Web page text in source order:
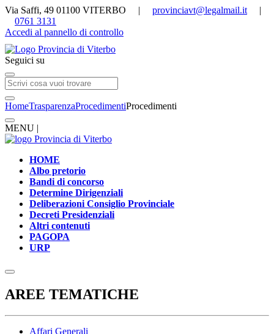
Via Saffi, 49 01100 VITERBO | provinciavt@legalmail.it |
0761 3131
Accedi al pannello di controllo
Seguici su
HomeTrasparenzaProcedimentiProcedimenti
MENU |
HOME
Albo pretorio
Bandi di concorso
Determine Dirigenziali
Deliberazioni Consiglio Provinciale
Decreti Presidenziali
Altri contenuti
PAGOPA
URP
AREE TEMATICHE
Affari Generali